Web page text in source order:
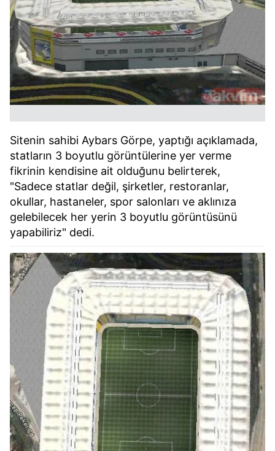
Sitenin sahibi Aybars Görpe, yaptığı açıklamada,
statların 3 boyutlu görüntülerine yer verme
fikrinin kendisine ait olduğunu belirterek,
"Sadece statlar değil, şirketler, restoranlar,
okullar, hastaneler, spor salonları ve aklınıza
gelebilecek her yerin 3 boyutlu görüntüsünü
yapabiliriz" dedi.